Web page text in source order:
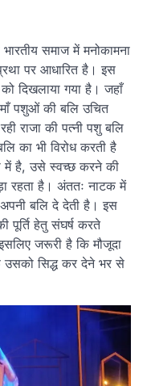
समाज में मनोकामना
पर आधारित है। इस
को दिखलाया गया है। जहाँ
माँ पशुओं की बलि उचित
राजा की पत्नी पशु बलि
का भी विरोध करती है
में है, उसे स्वच्छ करने की
रहता है। अंततः नाटक में
अपनी बलि दे देती है। इस
पूर्ति हेतु संघर्ष करते
जरूरी है कि मौजूदा
उसको सिद्ध कर देने भर से